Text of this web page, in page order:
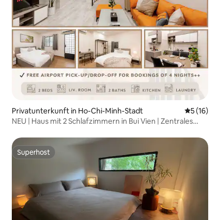
Privatunterkunft in Ho-Chi-Minh-Stadt
5 (16)
NEU | Haus mit 2 Schlafzimmern in Bui Vien | Zentrales
Superhost
Superhost